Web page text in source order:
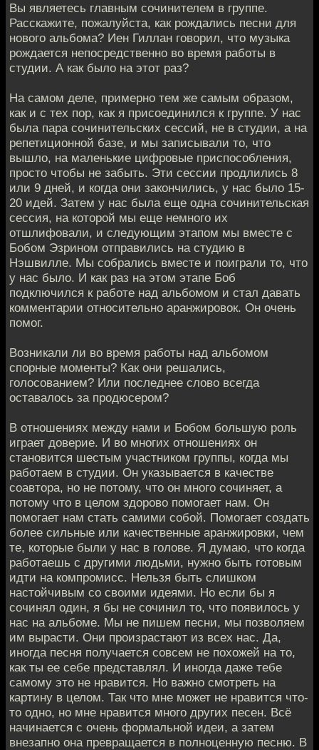
Вы являетесь главным сочинителем в группе.
Расскажите, пожалуйста, как рождались песни для
нового альбома? Иен Гиллан говорил, что музыка
рождается непосредственно во время работы в
студии. А как было на этот раз?
На самом деле, примерно тем же самым образом,
как и с тех пор, как я присоединился к группе. У нас
была пара сочинительских сессий, не в студии, а на
репетиционной базе, и мы записывали то, что
вышло, на маленькие цифровые приспособления,
просто чтобы не забыть. Эти сессии продлились 8
или 9 дней, и когда они закончились, у нас было 15-
20 идей. Затем у нас была еще одна сочинительская
сессия, на которой мы еще немного их
отшлифовали, и следующим этапом мы вместе с
Бобом Эзрином отправились на студию в
Нэшвилле. Мы собрались вместе и поиграли то, что
у нас было. И как раз на этом этапе Боб
подключился к работе над альбомом и стал давать
комментарии относительно аранжировок. Он очень
помог.
Возникали ли во время работы над альбомом
спорные моменты? Как они решались,
голосованием? Или последнее слово всегда
оставалось за продюсером?
В отношениях между нами и Бобом большую роль
играет доверие. И во многих отношениях он
становится шестым участником группы, когда мы
работаем в студии. Он указывается в качестве
соавтора, но не потому, что он много сочиняет, а
потому что в целом здорово помогает нам. Он
помогает нам стать самими собой. Помогает создать
более сильные или качественные аранжировки, чем
те, которые были у нас в голове. Я думаю, что когда
работаешь с другими людьми, нужно быть готовым
идти на компромисс. Нельзя быть слишком
настойчивым со своими идеями. Но если бы я
сочинял один, я бы не сочинил то, что появилось у
нас на альбоме. Мы не пишем песни, мы позволяем
им вырасти. Они произрастают из всех нас. Да,
иногда песня получается совсем не похожей на то,
как ты ее себе представлял. И иногда даже тебе
самому это не нравится. Но важно смотреть на
картину в целом. Так что мне может не нравится что-
то одно, но мне нравится много других песен. Всё
начинается с очень формальной идеи, а затем
внезапно она превращается в полноценную песню. В